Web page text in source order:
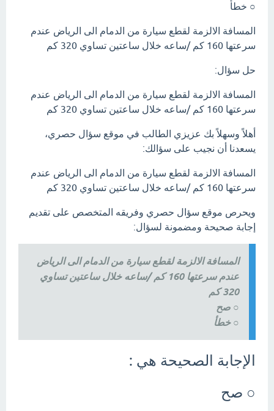
○ خطأ
المسافة الالزمة لقطع سيارة من الدمام الى الرياض عندم
سرعتها 160 كم /ساعه خلال ساعتين تساوي 320 كم
حل سؤال:
المسافة الالزمة لقطع سيارة من الدمام الى الرياض عندم
سرعتها 160 كم /ساعه خلال ساعتين تساوي 320 كم
أهلاً وسهلاً بك عزيزي الطالب في موقع سؤال حصري،
يسعدنا أن نجيب على سؤالك:
المسافة الالزمة لقطع سيارة من الدمام الى الرياض عندم
سرعتها 160 كم /ساعه خلال ساعتين تساوي 320 كم
ويحرص موقع سؤال حصري وفريقه المتخصص على تقديم
إجابة صحيحة ومضمونة لسؤال:
المسافة الالزمة لقطع سيارة من الدمام الى الرياض
عندم سرعتها 160 كم /ساعه خلال ساعتين تساوي
320 كم
○ صح
○ خطأ
الإجابة الصحيحة هي :
○ صح